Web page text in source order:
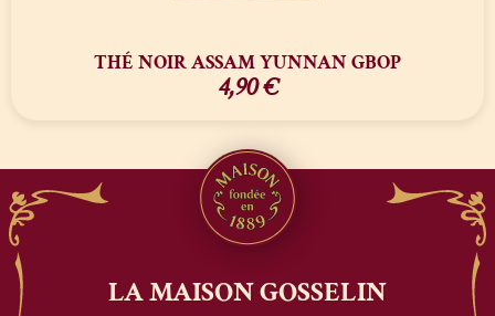
THÉ NOIR ASSAM YUNNAN GBOP
4,90€
LA MAISONGOSSELIN